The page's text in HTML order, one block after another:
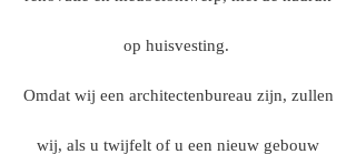
op huisvesting. ​
Omdat wij een architectenbureau zijn, zullen
wij, als u twijfelt of u een nieuw gebouw